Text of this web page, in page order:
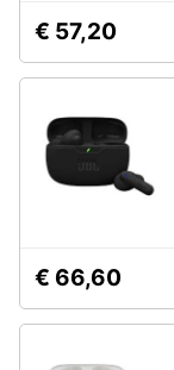
€ 57,20
€ 66,60